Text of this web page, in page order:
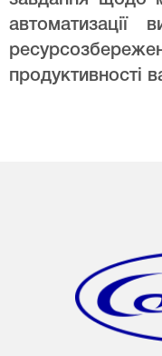
автоматизації
продуктивності